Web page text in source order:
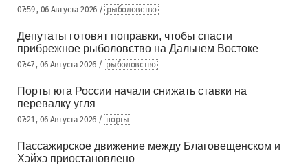
07:59 , 06 Августа 2026 / рыболовство
Депутаты готовят поправки, чтобы спасти
прибрежное рыболовство на Дальнем Востоке
07:47 , 06 Августа 2026 / рыболовство
Порты юга России начали снижать ставки на
перевалку угля
07:21 , 06 Августа 2026 / порты
Пассажирское движение между Благовещенском и
Хэйхэ приостановлено